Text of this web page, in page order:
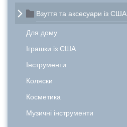
Взуття та аксесуари із США
Для дому
Іграшки із США
Інструменти
Коляски
Косметика
Музичні інструменти